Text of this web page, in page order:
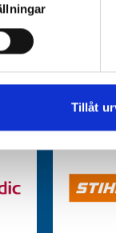
behandlas
från cookie-
som vi
Tillåt